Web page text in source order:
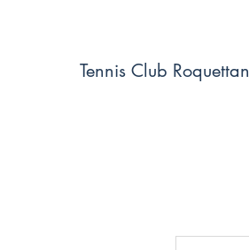
Tennis Club Roquettan